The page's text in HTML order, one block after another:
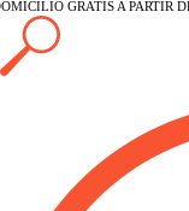
GRATIS A PARTIR DE